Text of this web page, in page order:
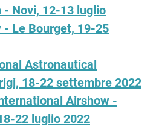
Novi, 12-13 luglio
- Le Bourget, 19-25
Astronautical
18-22 settembre 2022
Airshow -
22 luglio 2022